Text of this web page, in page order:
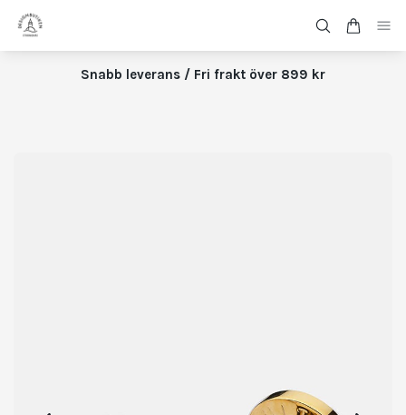
Snabb leverans / Fri frakt över 899 kr